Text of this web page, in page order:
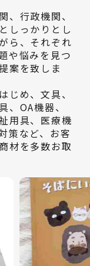
、行政機関、
しっかりとし
ら、それぞれ
や悩みを見つ
案を致しま
じめ、文具、
OA機器、
用具、医療機
策など、お客
材を多数お取